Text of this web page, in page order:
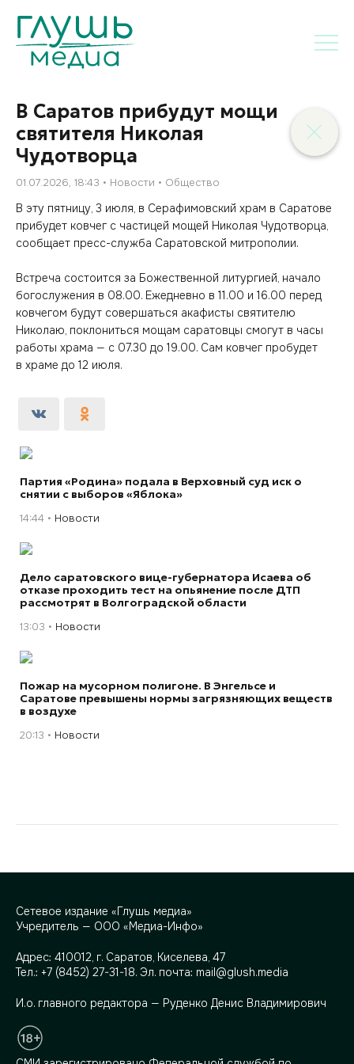
В Саратов прибудут мощи
святителя Николая
Чудотворца
01.07.2026, 18:43 Новости Общество
В эту пятницу, 3 июля, в Серафимовский храм в Саратове
прибудет ковчег с частицей мощей Николая Чудотворца,
сообщает пресс-служба Саратовской митрополии.
Встреча состоится за Божественной литургией, начало
богослужения в 08.00. Ежедневно в 11.00 и 16.00 перед
ковчегом будут совершаться акафисты святителю
Николаю, поклониться мощам саратовцы смогут в часы
работы храма — с 07.30 до 19.00. Сам ковчег пробудет
в храме до 12 июля.
Партия «Родина» подала в Верховный суд иск о
снятии с выборов «Яблока»
14:44 Новости
Дело саратовского вице-губернатора Исаева об
отказе проходить тест на опьянение после ДТП
рассмотрят в Волгоградской области
13:03 Новости
Пожар на мусорном полигоне. В Энгельсе и
Саратове превышены нормы загрязняющих веществ
в воздухе
20:13 Новости
Сетевое издание «Глушь медиа»
Учредитель — ООО «Медиа-Инфо»
Адрес: 410012, г. Саратов, Киселева, 47
Тел.: +7 (8452) 27-31-18. Эл. почта: mail@glush.media
И.о. главного редактора — Руденко Денис Владимирович